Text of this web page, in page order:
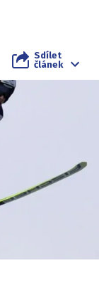
Sdílet
článek